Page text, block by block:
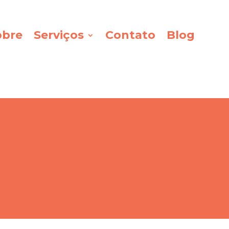
Serviços Contato Blog